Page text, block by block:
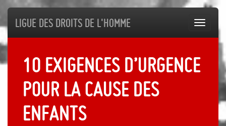
Ligue des droits de l'Homme
10 exigences d’urgence
pour la cause des
enfants